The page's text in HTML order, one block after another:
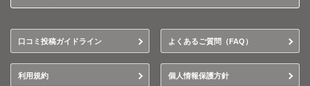
口コミ投稿ガイドライン よくあるご質問（FAQ）
利用規約 個人情報保護方針